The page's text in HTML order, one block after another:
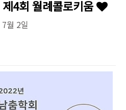
4회 월례콜로키움
월 2일